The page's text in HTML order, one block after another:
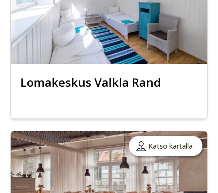
Lomakeskus Valkla Rand
Katso kartalla